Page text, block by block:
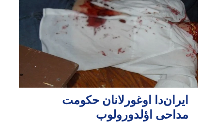
ایران‌دا اوغورلانان حکومت
مداحی اؤلدورولوب